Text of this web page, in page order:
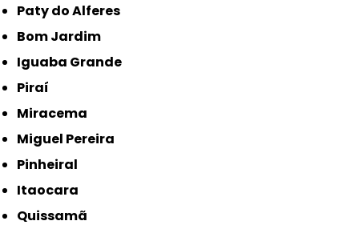
Paty do Alferes
Bom Jardim
Iguaba Grande
Piraí
Miracema
Miguel Pereira
Pinheiral
Itaocara
Quissamã